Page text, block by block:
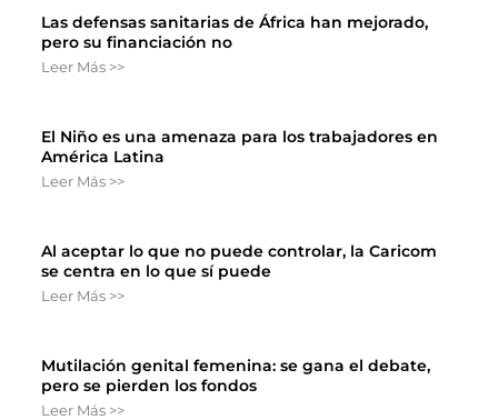
Las defensas sanitarias de África han mejorado,
pero su financiación no
Leer Más >>
El Niño es una amenaza para los trabajadores en
América Latina
Leer Más >>
Al aceptar lo que no puede controlar, la Caricom
se centra en lo que sí puede
Leer Más >>
Mutilación genital femenina: se gana el debate,
pero se pierden los fondos
Leer Más >>